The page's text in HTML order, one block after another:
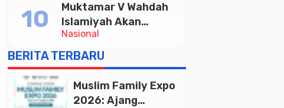
Pelayanan Publik
Nasional
Muktamar V Wahdah
Islamiyah Akan
Kukuhkan 10.000
Guru Al-Qur’an di
Masjid Istiqlal
BERITA TERBARU
Muslim Family Expo
2026: Ajang